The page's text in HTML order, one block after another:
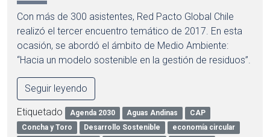
Con más de 300 asistentes, Red Pacto Global Chile
realizó el tercer encuentro temático de 2017. En esta
ocasión, se abordó el ámbito de Medio Ambiente:
“Hacia un modelo sostenible en la gestión de residuos”.
Seguir leyendo
Etiquetado Agenda 2030 Aguas Andinas
CAP
Concha y Toro
Desarrollo Sostenible
economía circular